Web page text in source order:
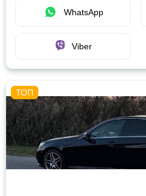
WhatsApp
Viber